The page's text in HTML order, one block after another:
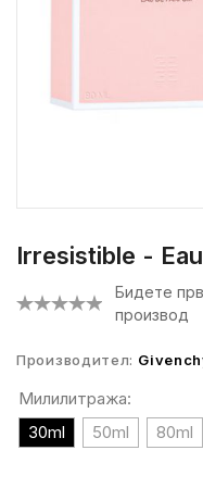
Irresistible -
Бидете
производ
Производител:
Милилитража:
30ml
50ml 80ml